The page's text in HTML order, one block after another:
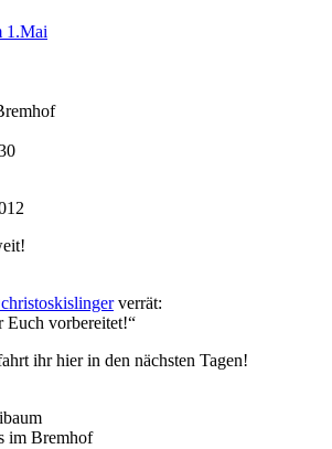
1.Mai
verrät:
Euch vorbereitet!“
ihr hier in den nächsten Tagen!
im Bremhof